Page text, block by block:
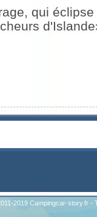
qui
2019 Campingcar-story.fr -